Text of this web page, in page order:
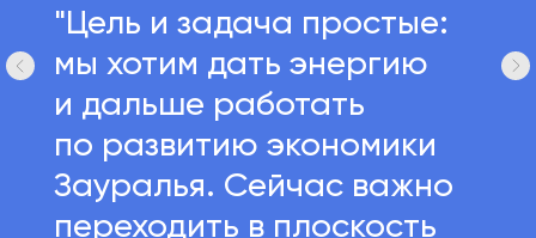
"Цель и задача простые:
мы хотим дать энергию
и дальше работать
по развитию экономики
Зауралья. Сейчас важно
переходить в плоскость
Радий Хабиров
Глава Республики Башкортостан